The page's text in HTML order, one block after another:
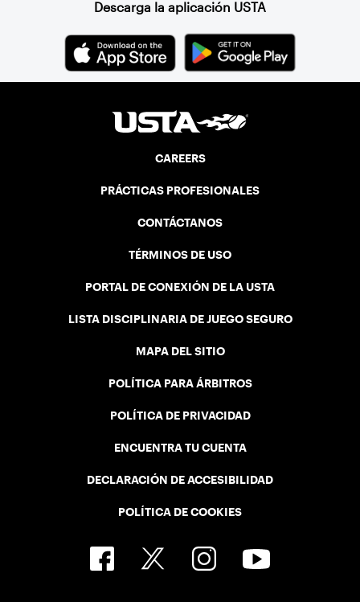
Descarga la aplicación USTA
CAREERS
PRÁCTICAS PROFESIONALES
CONTÁCTANOS
TÉRMINOS DE USO
PORTAL DE CONEXIÓN DE LA USTA
LISTA DISCIPLINARIA DE JUEGO SEGURO
MAPA DEL SITIO
POLÍTICA PARA ÁRBITROS
POLÍTICA DE PRIVACIDAD
ENCUENTRA TU CUENTA
DECLARACIÓN DE ACCESIBILIDAD
POLÍTICA DE COOKIES